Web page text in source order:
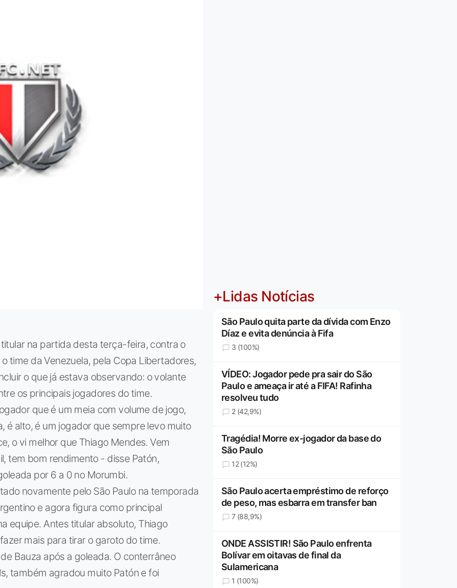
na partida desta terça-feira, contra o
time da Venezuela, pela Copa Libertadores,
o que já estava observando: o volante
os principais jogadores do time.
que é um meia com volume de jogo,
é alto, é um jogador que sempre levo muito
o vi melhor que Thiago Mendes. Vem
tem bom rendimento - disse Patón,
por 6 a 0 no Morumbi.
novamente pelo São Paulo na temporada
e agora figura como principal
equipe. Antes titular absoluto, Thiago
mais para tirar o garoto do time.
Bauza após a goleada. O conterrâneo
também agradou muito Patón e foi
+Lidas Notícias
São Paulo quita parte da dívida com Enzo
Díaz e evita denúncia à Fifa
3 (100%)
VÍDEO: Jogador pede pra sair do São
Paulo e ameaça ir até a FIFA! Rafinha
resolveu tudo
2 (42,9%)
Tragédia! Morre ex-jogador da base do
São Paulo
12 (12%)
São Paulo acerta empréstimo de reforço
de peso, mas esbarra em transfer ban
7 (88,9%)
ONDE ASSISTIR! São Paulo enfrenta
Bolívar em oitavas de final da
Sulamericana
1 (100%)